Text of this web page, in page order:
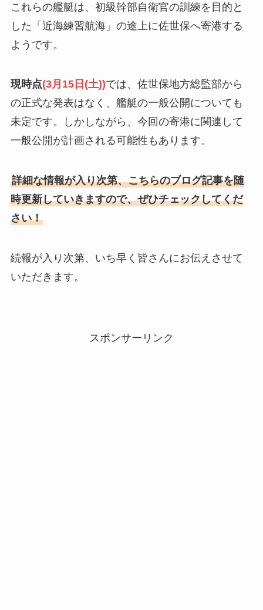
これらの艦艇は、初級幹部自衛官の訓練を目的と
した「近海練習航海」の途上に佐世保へ寄港する
ようです。
現時点(3月15日(土))では、佐世保地方総監部から
の正式な発表はなく、艦艇の一般公開についても
未定です。しかしながら、今回の寄港に関連して
一般公開が計画される可能性もあります。
詳細な情報が入り次第、こちらのブログ記事を随
時更新していきますので、ぜひチェックしてくだ
さい！
続報が入り次第、いち早く皆さんにお伝えさせて
いただきます。
スポンサーリンク